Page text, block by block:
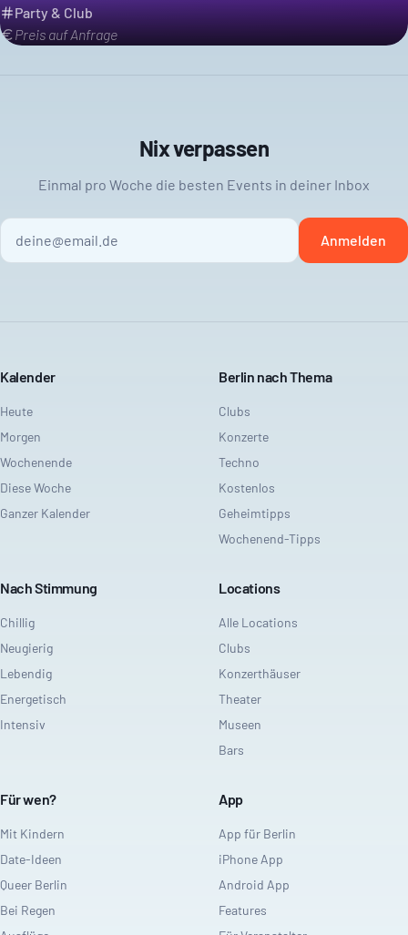
Party & Club
Preis auf Anfrage
Nix verpassen
Einmal pro Woche die besten Events in deiner Inbox
Anmelden
Kalender
Heute
Morgen
Wochenende
Diese Woche
Ganzer Kalender
Berlin nach Thema
Clubs
Konzerte
Techno
Kostenlos
Geheimtipps
Wochenend-Tipps
Nach Stimmung
Chillig
Neugierig
Lebendig
Energetisch
Intensiv
Locations
Alle Locations
Clubs
Konzerthäuser
Theater
Museen
Bars
Für wen?
Mit Kindern
Date-Ideen
Queer Berlin
Bei Regen
App
App für Berlin
iPhone App
Android App
Features